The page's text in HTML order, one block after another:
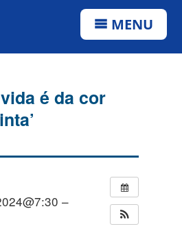
MENU
é da cor
–